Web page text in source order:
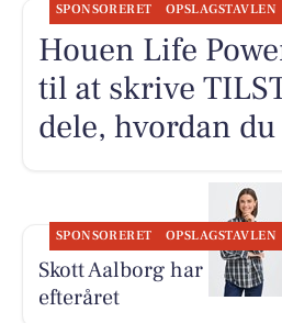
SPONSORERET OPSLAGSTAVLEN
Houen Life
til at skrive
dele, hvordan
SPONSORERET OPSLAGSTAVLEN
Skott Aalborg har
efteråret